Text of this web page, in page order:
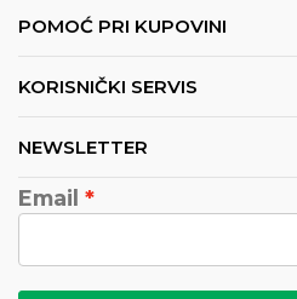
POMOĆ PRI KUPOVINI
KORISNIČKI SERVIS
NEWSLETTER
Email